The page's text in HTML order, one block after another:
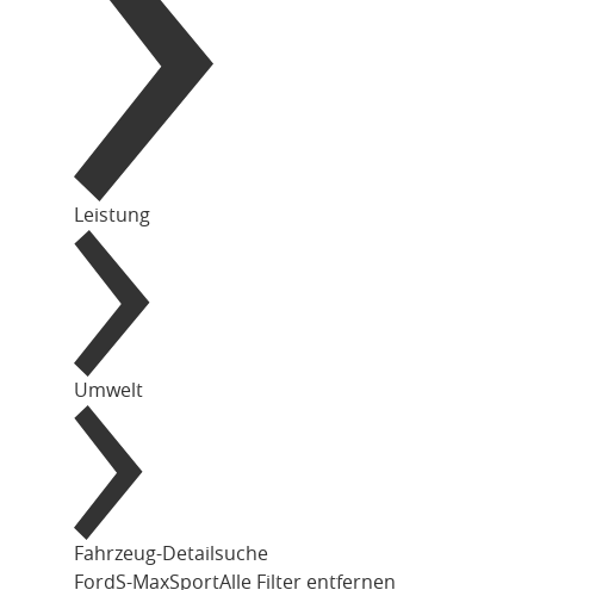
Leistung
Umwelt
Fahrzeug-Detailsuche
FordS-MaxSportAlle Filter entfernen